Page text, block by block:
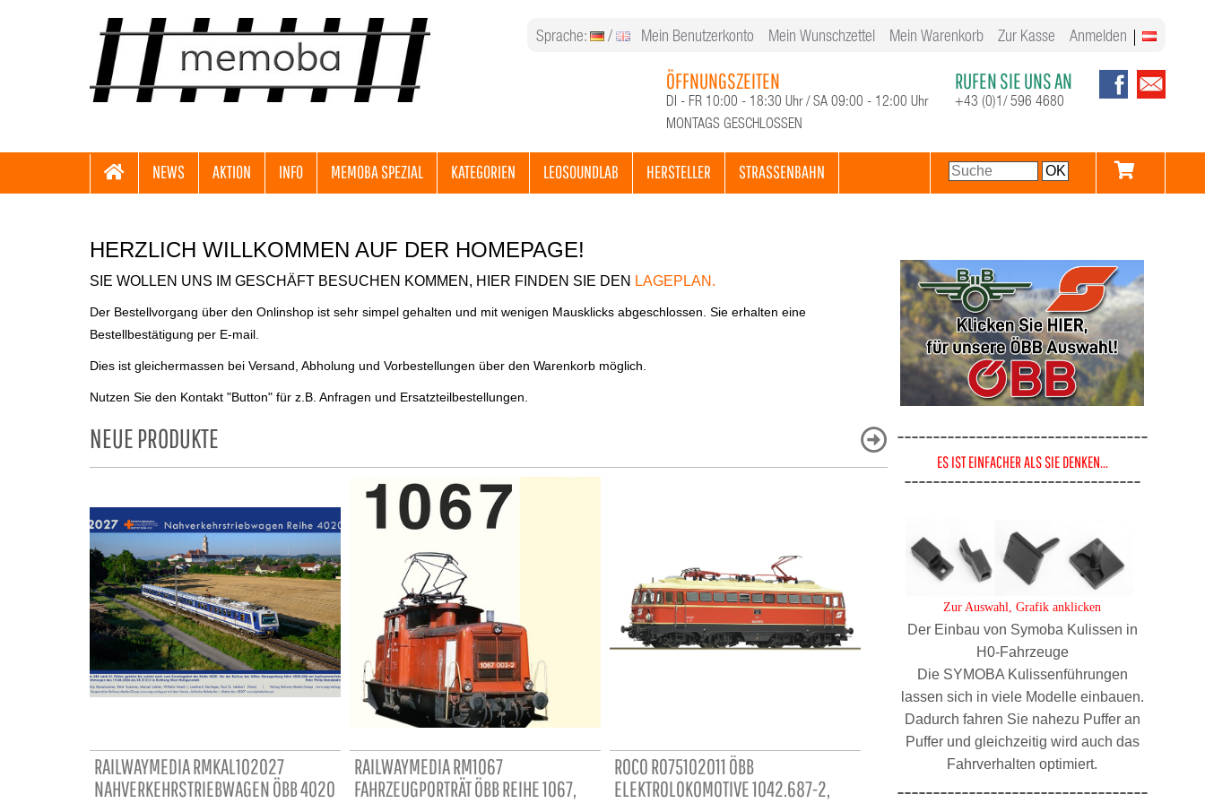
Sprache: / Mein Benutzerkonto Mein Wunschzettel Mein Warenkorb Zur Kasse Anmelden
ÖFFNUNGSZEITEN
DI - FR 10:00 - 18:30 Uhr / SA 09:00 - 12:00 Uhr
MONTAGS GESCHLOSSEN
RUFEN SIE UNS AN
+43 (0)1/ 596 4680
NEWS AKTION INFO MEMOBA SPEZIAL KATEGORIEN LEOSOUNDLAB HERSTELLER STRASSENBAHN
HERZLICH WILLKOMMEN AUF DER HOMEPAGE!
SIE WOLLEN UNS IM GESCHÄFT BESUCHEN KOMMEN, HIER FINDEN SIE DEN LAGEPLAN.
Der Bestellvorgang über den Onlinshop ist sehr simpel gehalten und mit wenigen Mausklicks abgeschlossen. Sie erhalten eine
Bestellbestätigung per E-mail.
Dies ist gleichermassen bei Versand, Abholung und Vorbestellungen über den Warenkorb möglich.
Nutzen Sie den Kontakt "Button" für z.B. Anfragen und Ersatzteilbestellungen.
NEUE PRODUKTE
RAILWAYMEDIA RMKAL102027
NAHVERKEHRSTRIEBWAGEN ÖBB 4020
RAILWAYMEDIA RM1067
FAHRZEUGPORTRÄT ÖBB REIHE 1067,
ROCO RO75102011 ÖBB
ELEKTROLOKOMOTIVE 1042.687-2,
EXACT TRAIN EX23711 PKP GEDECKTE
GÜTERWAGEN BAUART BREMEN, SET 2-
TEILIG, 3
-----------------------------------
ES IST EINFACHER ALS SIE DENKEN...
---------------------------------
Zur Auswahl, Grafik anklicken
Der Einbau von Symoba Kulissen in
H0-Fahrzeuge
Die SYMOBA Kulissenführungen
lassen sich in viele Modelle einbauen.
Dadurch fahren Sie nahezu Puffer an
Puffer und gleichzeitig wird auch das
Fahrverhalten optimiert.
-----------------------------------